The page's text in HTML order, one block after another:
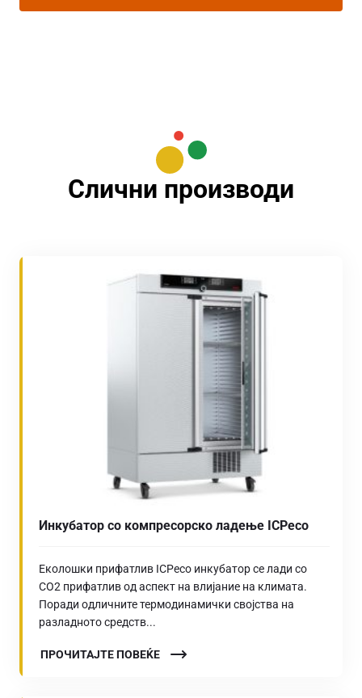
Слични производи
Инкубатор со компресорско ладење ICPeco
Еколошки прифатлив ICPeco инкубатор се лади со
CO2 прифатлив од аспект на влијание на климата.
Поради одличните термодинамички својства на
разладното средств...
ПРОЧИТАЈТЕ ПОВЕЌЕ